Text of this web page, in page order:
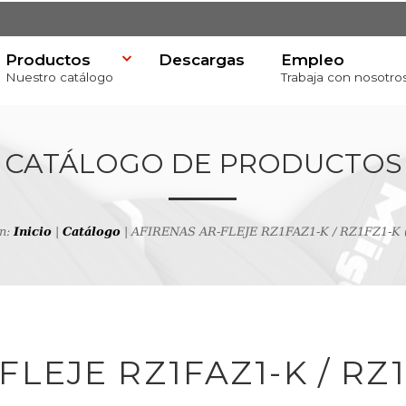
Productos
Nuestro catálogo
Descargas Empleo
Trabaja con
CATÁLOGO DE PRODUCTOS
Inicio| Catálogo| AFIRENAS AR-FLEJE RZ1FAZ1-K / RZ1FZ1-K
RZ1FAZ1-K /